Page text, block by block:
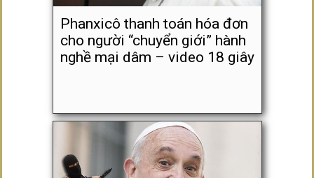
Phanxicô thanh toán hóa đơn
cho người “chuyển giới” hành
nghề mại dâm – video 18 giây